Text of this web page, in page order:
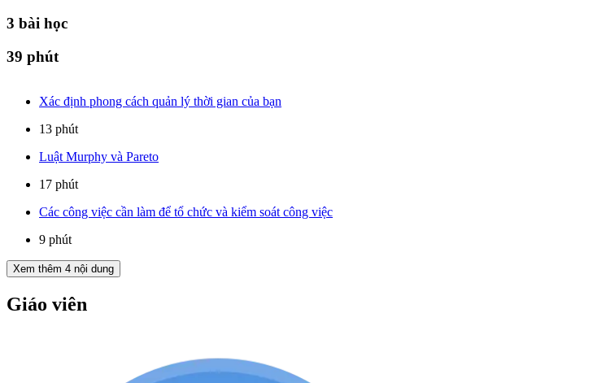
3 bài học
39 phút
Xác định phong cách quản lý thời gian của bạn
13 phút
Luật Murphy và Pareto
17 phút
Các công việc cần làm để tổ chức và kiểm soát công việc
9 phút
Xem thêm 4 nội dung
Giáo viên